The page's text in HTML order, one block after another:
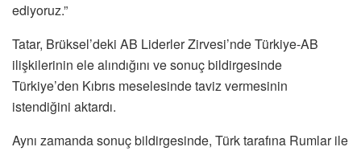
ediyoruz.”
Tatar, Brüksel’deki AB Liderler Zirvesi’nde Türkiye-AB
ilişkilerinin ele alındığını ve sonuç bildirgesinde
Türkiye’den Kıbrıs meselesinde taviz vermesinin
istendiğini aktardı.
Aynı zamanda sonuç bildirgesinde, Türk tarafına Rumlar ile